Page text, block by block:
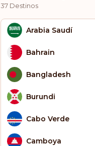
37 Destinos
Arabia Saudí
Bahrain
Bangladesh
Burundi
Cabo Verde
Camboya